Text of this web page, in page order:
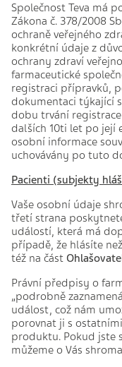
Společnost Teva má
Zákona č. 378/2008
ochraně veřejného
konkrétní údaje z
ochrany zdraví
farmaceutické
registraci přípravků,
dokumentaci týkající
dobu trvání
dalších 10ti let po její
osobní informace
uchovávány po tuto
Pacienti (subjekty
Vaše osobní údaje
třetí strana
událostí, která má
případě, že hlásíte
též na část
Právní předpisy o
„podrobně
událost, což nám
porovnat ji s
produktu. Pokud jste
můžeme o Vás